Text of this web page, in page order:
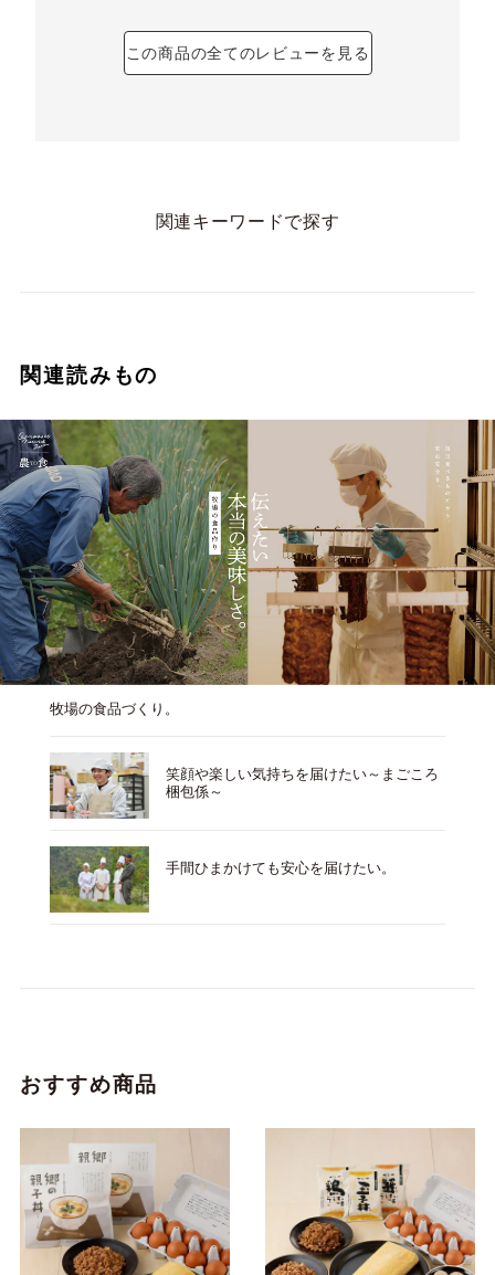
この商品の全てのレビューを見る
関連キーワードで探す
関連読みもの
牧場の食品づくり。
笑顔や楽しい気持ちを届けたい～まごころ
梱包係～
手間ひまかけても安心を届けたい。
おすすめ商品